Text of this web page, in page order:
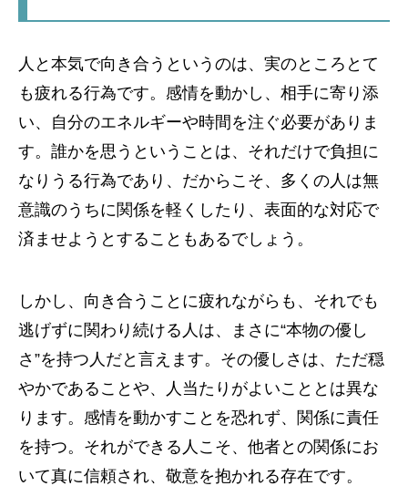
人と本気で向き合うというのは、実のところとて
も疲れる行為です。感情を動かし、相手に寄り添
い、自分のエネルギーや時間を注ぐ必要がありま
す。誰かを思うということは、それだけで負担に
なりうる行為であり、だからこそ、多くの人は無
意識のうちに関係を軽くしたり、表面的な対応で
済ませようとすることもあるでしょう。
しかし、向き合うことに疲れながらも、それでも
逃げずに関わり続ける人は、まさに“本物の優し
さ”を持つ人だと言えます。その優しさは、ただ穏
やかであることや、人当たりがよいこととは異な
ります。感情を動かすことを恐れず、関係に責任
を持つ。それができる人こそ、他者との関係にお
いて真に信頼され、敬意を抱かれる存在です。